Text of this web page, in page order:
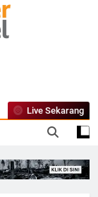
Live Sekarang